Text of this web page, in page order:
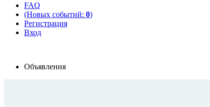
FAQ
(Новых событий: 0)
Регистрация
Вход
Объявления